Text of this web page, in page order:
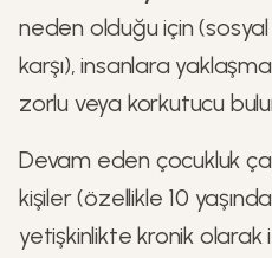
neden olduğu için
karşı), insanlara
zorlu veya korkutucu
Devam eden çocukluk
kişiler (özellikle 10
yetişkinlikte kronik